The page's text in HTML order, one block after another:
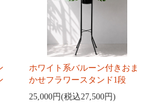
ホワイト系バルーン付きおま
かせフラワースタンド1段
25,000円(税込27,500円)